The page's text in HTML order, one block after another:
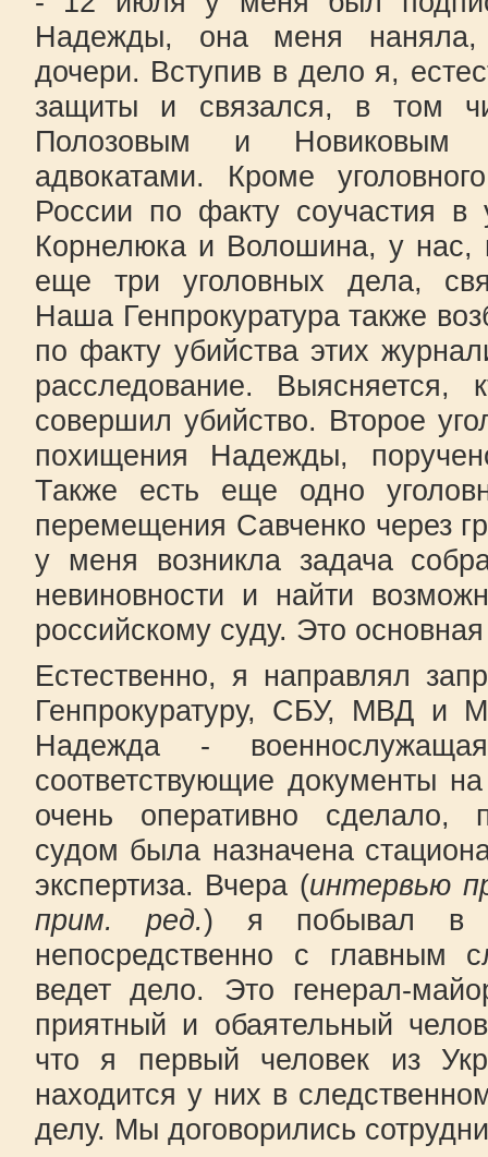
Надежды, она меня наняла,
дочери. Вступив в дело я,
защиты и связался, в том
Полозовым и Новиковым
адвокатами. Кроме
России по факту соучастия в
Корнелюка и Волошина, у нас,
еще три уголовных дела,
Наша Генпрокуратура также
по факту убийства этих
расследование. Выясняется,
совершил убийство. Второе
похищения Надежды,
Также есть еще одно
перемещения Савченко через
у меня возникла задача
невиновности и найти
российскому суду. Это
Естественно, я направлял
Генпрокуратуру, СБУ, МВД и
Надежда -
соответствующие документы
очень оперативно сделало,
судом была назначена
экспертиза. Вчера (интервью
прим. ред.) я побывал в
непосредственно с главным
ведет дело. Это генерал-
приятный и обаятельный
что я первый человек из
находится у них в
делу. Мы договорились